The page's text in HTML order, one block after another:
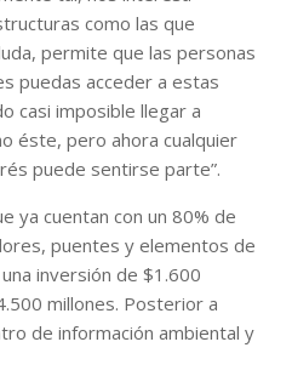
como las que
permite que las personas
puedas acceder a estas
casi imposible llegar a
éste, pero ahora cualquier
puede sentirse parte”.
ya cuentan con un 80% de
puentes y elementos de
inversión de $1.600
millones. Posterior a
de información ambiental y